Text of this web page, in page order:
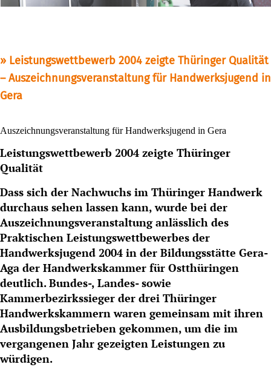
Leistungswettbewerb 2004 zeigte Thüringer Qualität
– Auszeichnungsveranstaltung für Handwerksjugend in
Gera
Auszeichnungsveranstaltung für Handwerksjugend in Gera
Leistungswettbewerb 2004 zeigte Thüringer
Qualität
Dass sich der Nachwuchs im Thüringer Handwerk
durchaus sehen lassen kann, wurde bei der
Auszeichnungsveranstaltung anlässlich des
Praktischen Leistungswettbewerbes der
Handwerksjugend 2004 in der Bildungsstätte Gera-
Aga der Handwerkskammer für Ostthüringen
deutlich. Bundes-, Landes- sowie
Kammerbezirkssieger der drei Thüringer
Handwerkskammern waren gemeinsam mit ihren
Ausbildungsbetrieben gekommen, um die im
vergangenen Jahr gezeigten Leistungen zu
würdigen.